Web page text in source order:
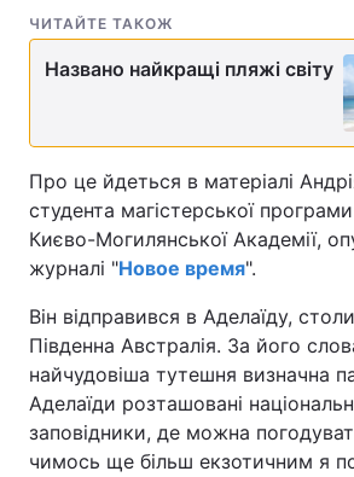
ЧИТАЙТЕ ТАКОЖ
Названо найкращі пляжі світу
Про це йдеться в матеріалі
студента магістерської програми
Києво-Могилянської Академії,
журналі "Новое время".
Він відправився в Аделаїду,
Південна Австралія. За його
найчудовіша тутешня визначна
Аделаїди розташовані
заповідники, де можна
чимось ще більш екзотичним я